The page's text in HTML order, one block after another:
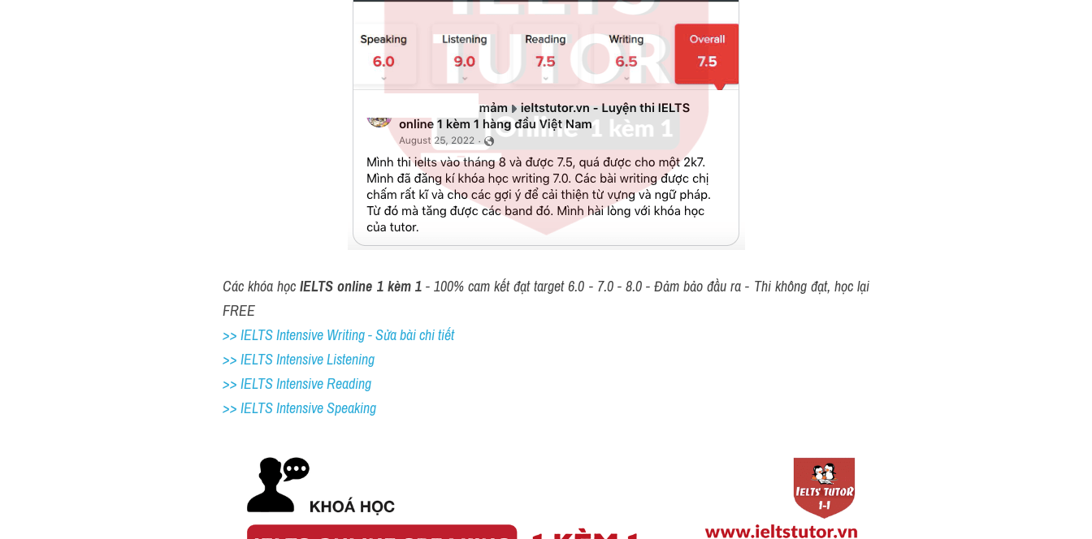
Các khóa học IELTS online 1 kèm 1 - 100% cam kết đạt target 6.0 - 7.0 - 8.0 - Đảm bảo đầu ra - Thi không đạt, học lại
FREE
>> IELTS Intensive Writing - Sửa bài chi tiết
>> IELTS Intensive Listening
>> IELTS Intensive Reading
>> IELTS Intensive Speaking